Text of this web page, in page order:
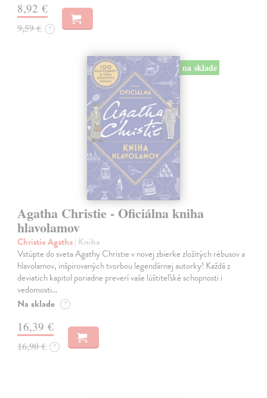
8,92 €
9,59 € ?
na sklade
Agatha Christie - Oficiálna kniha
hlavolamov
Christie Agatha| Kniha
Vstúpte do sveta Agathy Christie v novej zbierke zložitých rébusov a
hlavolamov, inšpirovaných tvorbou legendárnej autorky! Každá z
deviatich kapitol poriadne preverí vaše lúštiteľské schopnosti i
vedomosti…
Na sklade ?
16,39 €
16,90 € ?